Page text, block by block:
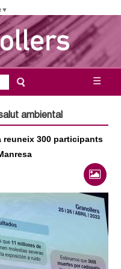
▼
☰
e
c
a
ambiental
reuneix 300 participants